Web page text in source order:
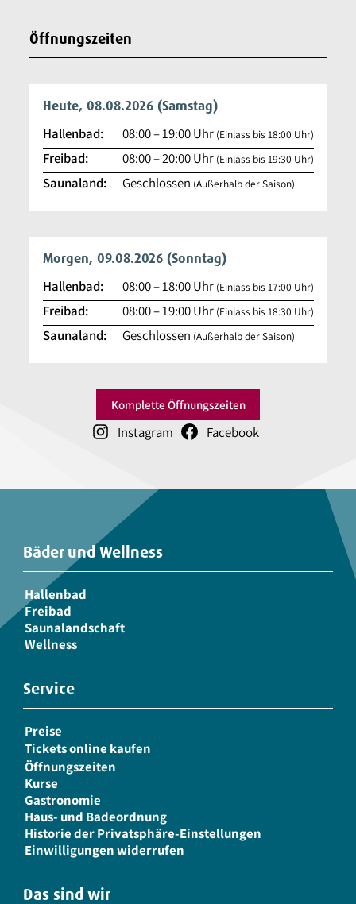
Öffnungszeiten
Heute, 08.08.2026 (Samstag)
Hallenbad: 08:00–19:00Uhr (Einlass bis 18:00 Uhr)
Freibad: 08:00–20:00Uhr (Einlass bis 19:30 Uhr)
Saunaland: Geschlossen (Außerhalb der Saison)
Morgen, 09.08.2026 (Sonntag)
Hallenbad: 08:00–18:00Uhr (Einlass bis 17:00 Uhr)
Freibad: 08:00–19:00Uhr (Einlass bis 18:30 Uhr)
Saunaland: Geschlossen (Außerhalb der Saison)
Komplette Öffnungszeiten
Instagram Facebook
Bäder und Wellness
Hallenbad
Freibad
Saunalandschaft
Wellness
Service
Preise
Tickets online kaufen
Öffnungszeiten
Kurse
Gastronomie
Haus- und Badeordnung
Historie der Privatsphäre-Einstellungen
Einwilligungen widerrufen
Das sind wir